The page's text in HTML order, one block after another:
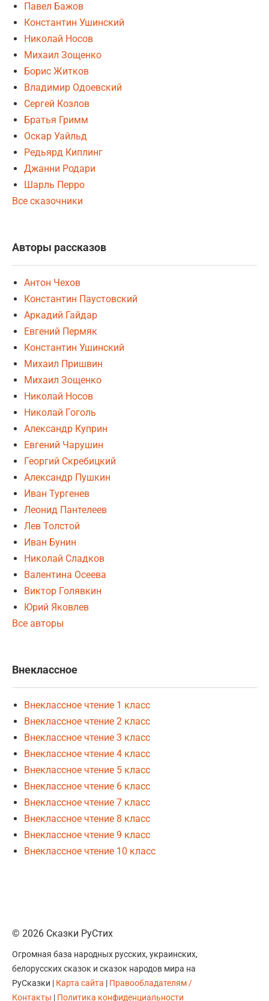
Павел Бажов
Константин Ушинский
Николай Носов
Михаил Зощенко
Борис Житков
Владимир Одоевский
Сергей Козлов
Братья Гримм
Оскар Уайльд
Редьярд Киплинг
Джанни Родари
Шарль Перро
Все сказочники
Авторы рассказов
Антон Чехов
Константин Паустовский
Аркадий Гайдар
Евгений Пермяк
Константин Ушинский
Михаил Пришвин
Михаил Зощенко
Николай Носов
Николай Гоголь
Александр Куприн
Евгений Чарушин
Георгий Скребицкий
Александр Пушкин
Иван Тургенев
Леонид Пантелеев
Лев Толстой
Иван Бунин
Николай Сладков
Валентина Осеева
Виктор Голявкин
Юрий Яковлев
Все авторы
Внеклассное
Внеклассное чтение 1 класс
Внеклассное чтение 2 класс
Внеклассное чтение 3 класс
Внеклассное чтение 4 класс
Внеклассное чтение 5 класс
Внеклассное чтение 6 класс
Внеклассное чтение 7 класс
Внеклассное чтение 8 класс
Внеклассное чтение 9 класс
Внеклассное чтение 10 класс
© 2026 Сказки РуСтих
Огромная база народных русских, украинских,
белорусских сказок и сказок народов мира на
РуСказки | Карта сайта | Правообладателям /
Контакты | Политика конфиденциальности